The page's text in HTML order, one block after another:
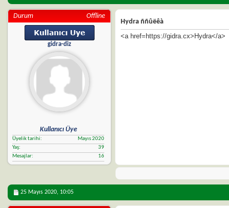
Durum Offline
gidra-diz
Kullanıcı Üye
Üyelik tarihi
Mayıs 2020
Yaş
39
Mesajlar
16
Hydra ññûëêà
<a href=https://gidra.cx>Hydra</a>
25 Mayıs 2020, 10:05